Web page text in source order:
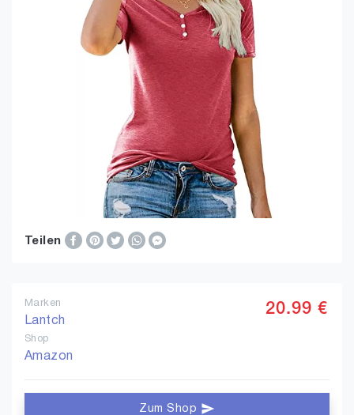
Teilen
Marken
Lantch
Shop
Amazon
20.99 €
Zum Shop